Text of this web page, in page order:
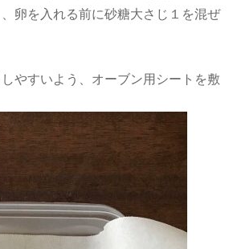
卵を入れる前に砂糖大さじ１を混ぜ
やすいよう、オーブン用シートを敷